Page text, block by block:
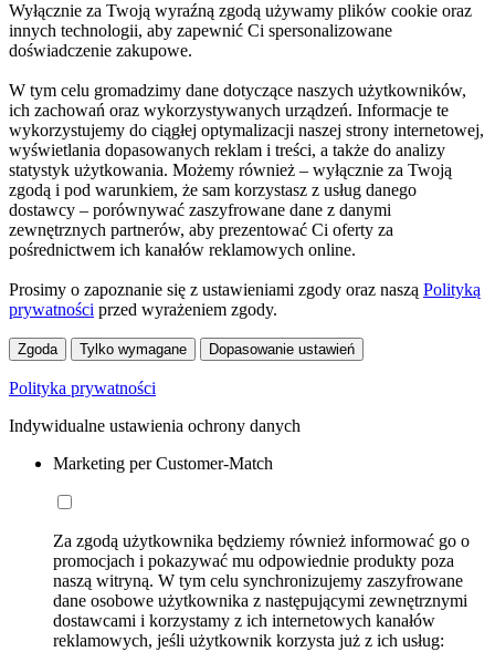
Wyłącznie za Twoją wyraźną zgodą używamy plików cookie oraz
innych technologii, aby zapewnić Ci spersonalizowane
doświadczenie zakupowe.
W tym celu gromadzimy dane dotyczące naszych użytkowników,
ich zachowań oraz wykorzystywanych urządzeń. Informacje te
wykorzystujemy do ciągłej optymalizacji naszej strony internetowej,
wyświetlania dopasowanych reklam i treści, a także do analizy
statystyk użytkowania. Możemy również – wyłącznie za Twoją
zgodą i pod warunkiem, że sam korzystasz z usług danego
dostawcy – porównywać zaszyfrowane dane z danymi
zewnętrznych partnerów, aby prezentować Ci oferty za
pośrednictwem ich kanałów reklamowych online.
Prosimy o zapoznanie się z ustawieniami zgody oraz naszą Polityką
prywatności przed wyrażeniem zgody.
Zgoda Tylko wymagane Dopasowanie ustawień
Polityka prywatności
Indywidualne ustawienia ochrony danych
Marketing per Customer-Match
Za zgodą użytkownika będziemy również informować go o
promocjach i pokazywać mu odpowiednie produkty poza
naszą witryną. W tym celu synchronizujemy zaszyfrowane
dane osobowe użytkownika z następującymi zewnętrznymi
dostawcami i korzystamy z ich internetowych kanałów
reklamowych, jeśli użytkownik korzysta już z ich usług: